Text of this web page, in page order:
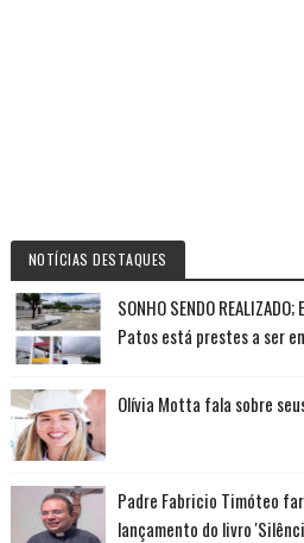
NOTÍCIAS DESTAQUES
SONHO SENDO
Patos está prestes a ser
Olívia Motta fala sobre
Padre Fabricio Timóteo
lançamento do livro